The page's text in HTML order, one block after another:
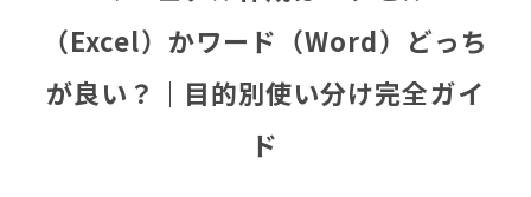
（Excel）かワード（Word）どっち
が良い？｜目的別使い分け完全ガイ
ド